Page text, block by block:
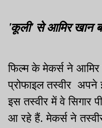
'कूली' से आमिर खान
फिल्म के मेकर्स ने आमिर
प्रोफाइल तस्वीर अपने
इस तस्वीर में वे सिगार
आ रहे हैं. मेकर्स ने